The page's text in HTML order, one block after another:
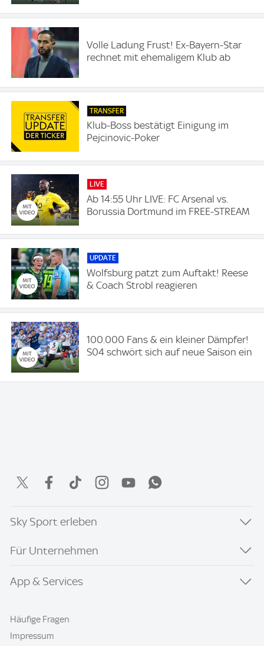
Volle Ladung Frust! Ex-Bayern-Star
rechnet mit ehemaligem Klub ab
TRANSFER
Klub-Boss bestätigt Einigung im
Pejcinovic-Poker
LIVE
Ab 14:55 Uhr LIVE: FC Arsenal vs.
Borussia Dortmund im FREE-STREAM
UPDATE
Wolfsburg patzt zum Auftakt! Reese
& Coach Strobl reagieren
100.000 Fans & ein kleiner Dämpfer!
S04 schwört sich auf neue Saison ein
Sky Sport erleben
Für Unternehmen
App & Services
Häufige Fragen
Impressum